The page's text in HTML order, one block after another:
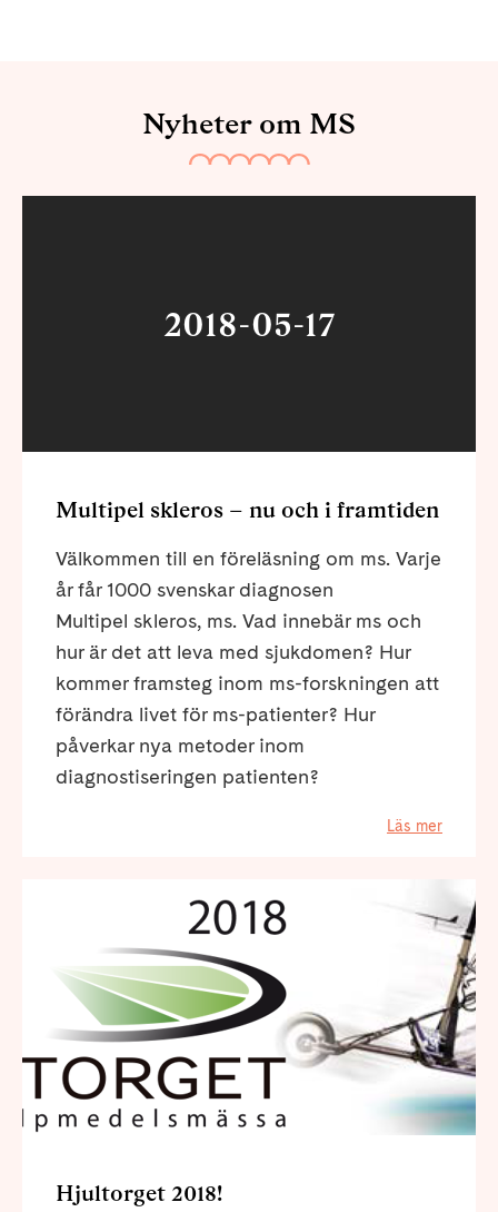
Nyheter om MS
2018-05-17
Multipel skleros – nu och i framtiden
Välkommen till en föreläsning om ms. Varje
år får 1000 svenskar diagnosen
Multipel skleros, ms. Vad innebär ms och
hur är det att leva med sjukdomen? Hur
kommer framsteg inom ms-forskningen att
förändra livet för ms-patienter? Hur
påverkar nya metoder inom
diagnostiseringen patienten?
Läs mer
Hjultorget 2018!